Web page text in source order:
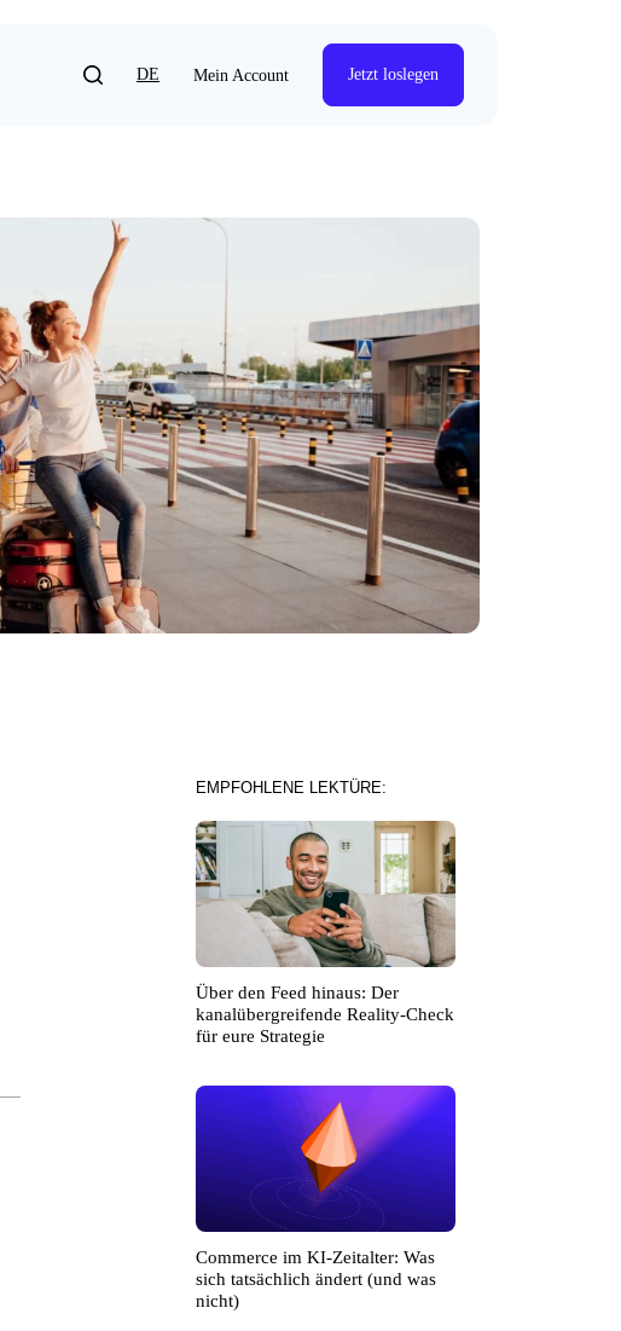
DE Mein Account Jetzt loslegen
EMPFOHLENE LEKTÜRE:
Über den Feed hinaus: Der
kanalübergreifende Reality-Check
für eure Strategie
Commerce im KI-Zeitalter: Was
sich tatsächlich ändert (und was
nicht)